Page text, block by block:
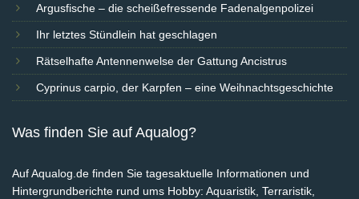
Argusfische – die scheißefressende Fadenalgenpolizei
Ihr letztes Stündlein hat geschlagen
Rätselhafte Antennenwelse der Gattung Ancistrus
Cyprinus carpio, der Karpfen – eine Weihnachtsgeschichte
Was finden Sie auf Aqualog?
Auf Aqualog.de finden Sie tagesaktuelle Informationen und
Hintergrundberichte rund ums Hobby: Aquaristik, Terraristik,